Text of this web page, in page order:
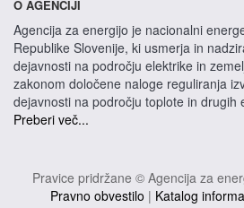
O AGENCIJI
Agencija za energijo je nacionalni
Republike Slovenije, ki usmerja in
dejavnosti na področju elektrike in
zakonom določene naloge reguliranja
dejavnosti na področju toplote in drugih
Preberi več...
Pravice pridržane © Agencija za
Pravno obvestilo | Katalog